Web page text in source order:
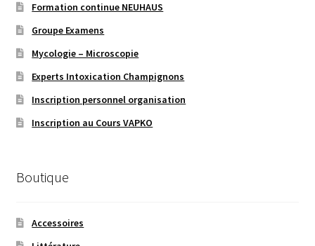
Formation continue NEUHAUS
Groupe Examens
Mycologie – Microscopie
Experts Intoxication Champignons
Inscription personnel organisation
Inscription au Cours VAPKO
Boutique
Accessoires